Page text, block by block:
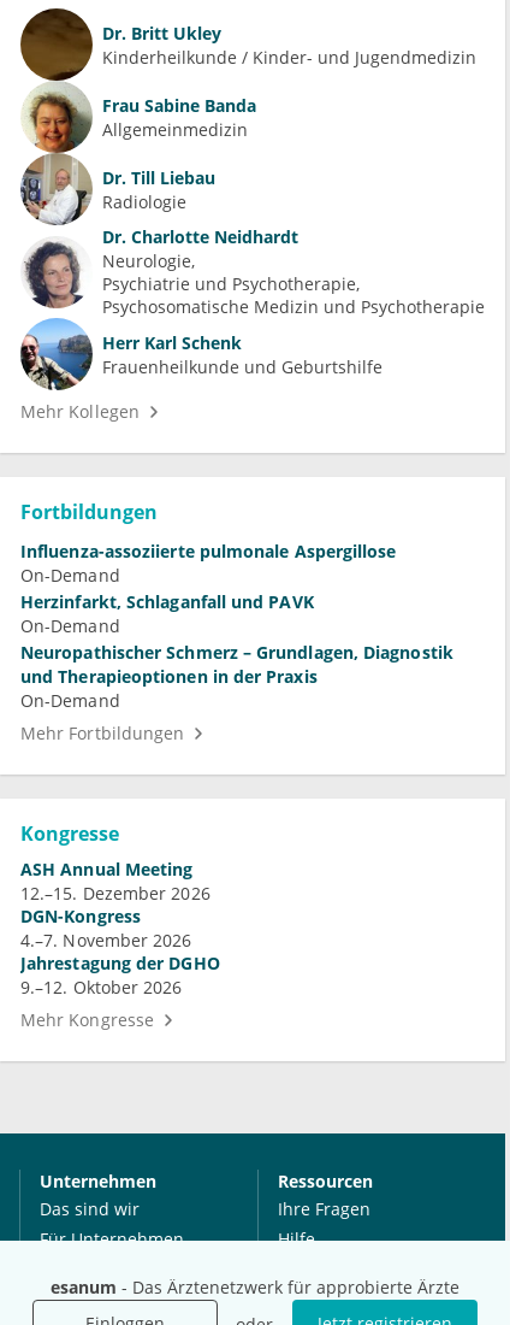
esanum - Das Ärztenetzwerk für approbierte Ärzte
Dr. Britt Ukley
Kinderheilkunde / Kinder- und Jugendmedizin
Frau Sabine Banda
Allgemeinmedizin
Dr. Till Liebau
Radiologie
Dr. Charlotte Neidhardt
Neurologie
Psychiatrie und Psychotherapie
Psychosomatische Medizin und Psychotherapie
Herr Karl Schenk
Frauenheilkunde und Geburtshilfe
Mehr Kollegen
Fortbildungen
Influenza-assoziierte pulmonale Aspergillose
On-Demand
Herzinfarkt, Schlaganfall und PAVK
On-Demand
Neuropathischer Schmerz – Grundlagen, Diagnostik
und Therapieoptionen in der Praxis
On-Demand
Mehr Fortbildungen
Kongresse
ASH Annual Meeting
12.–15. Dezember 2026
DGN-Kongress
4.–7. November 2026
Jahrestagung der DGHO
9.–12. Oktober 2026
Mehr Kongresse
Unternehmen
Das sind wir
Für Unternehmen
Mediadaten
Ressourcen
Ihre Fragen
Hilfe